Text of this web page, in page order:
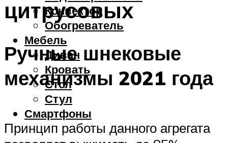
Конвектор
Обогреватель
Мебель
Диван
Кровать
Стол
Стул
Смартфоны
цитрусовых
Ручные шнековые
механизмы 2021 года
Принцип работы данного агрегата